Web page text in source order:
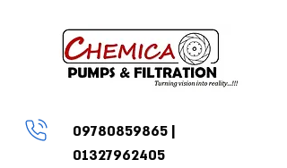
09780859865 |
01327962405